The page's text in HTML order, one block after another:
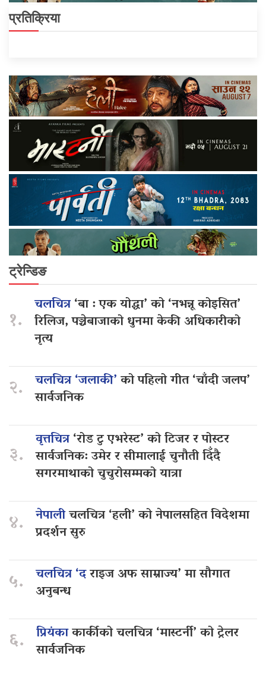
प्रतिक्रिया
ट्रेन्डिङ
१.
चलचित्र‘बा : एक योद्धा’ को ‘नभन्नू कोइसित’
रिलिज, पञ्चेबाजाको धुनमा केकी अधिकारीको
नृत्य
२. चलचित्र ‘जलाकी’को पहिलो गीत ‘चाँदी जलप’
सार्वजनिक
३.
वृत्तचित्र‘रोड टु एभरेस्ट’ को टिजर र पोस्टर
सार्वजनिक: उमेर र सीमालाई चुनौती दिँदै
सगरमाथाको चुचुरोसम्मको यात्रा
४. नेपालीचलचित्र ‘हली’ को नेपालसहित विदेशमा
प्रदर्शन सुरु
५. चलचित्र ‘दराइज अफ साम्राज्य’ मा सौगात
अनुबन्ध
६. प्रियंकाकार्कीको चलचित्र ‘मास्टर्नी’ को ट्रेलर
सार्वजनिक